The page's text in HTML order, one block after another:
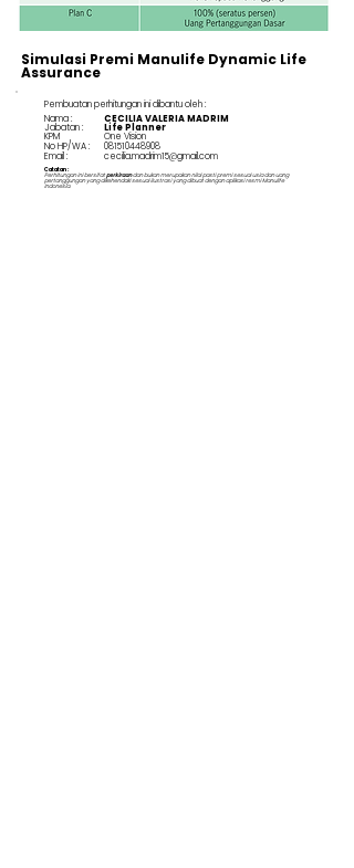
Simulasi Premi Manulife Dynamic Life
Assurance
Pembuatan perhitungan ini dibantu oleh :
Nama :
CECILIA VALERIA MADRIM
Jabatan : Life Planner
KPM
One Vision
No HP/WA :
081510448908
Email :
cecilia.madrim15@gmail.com
Catatan :
Perhitungan ini bersifatperkiraandan bukan merupakan nilai pasti premi sesuai usia dan uang
pertanggungan yang dikehendaki sesuai ilustrasi yang dibuat dengan aplikasi resmi Manulife
Indonesia.